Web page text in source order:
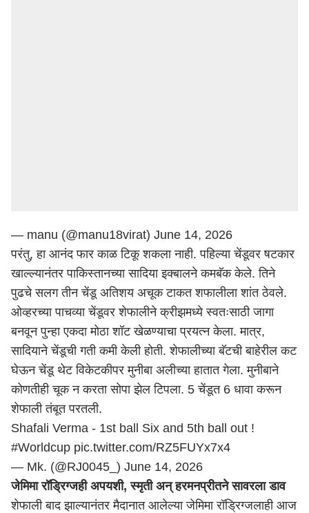
— manu (@manu18virat) June 14, 2026
परंतु, हा आनंद फार काळ टिकू शकला नाही. पहिल्या चेंडूवर षटकार
खाल्ल्यानंतर पाकिस्तानच्या सादिया इक्बालने कमबॅक केले. तिने
पुढचे सलग तीन चेंडू अतिशय अचूक टाकत शफालीला शांत ठेवले.
ओव्हरच्या पाचव्या चेंडूवर शेफालीने क्रीझमध्ये स्वतःसाठी जागा
बनवून पुन्हा एकदा मोठा शॉट खेळण्याचा प्रयत्न केला. मात्र,
सादियाने चेंडूची गती कमी केली होती. शेफालीच्या बॅटची बाहेरील कट
घेऊन चेंडू थेट विकेटकीपर मुनीबा अलीच्या हातात गेला. मुनीबाने
कोणतीही चूक न करता सोपा झेल टिपला. 5 चेंडूत 6 धावा करून
शेफाली तंबूत परतली.
Shafali Verma - 1st ball Six and 5th ball out !
#Worldcup pic.twitter.com/RZ5FUYx7x4
— Mk. (@RJ0045_) June 14, 2026
जेमिमा रॉड्रिग्जही अपयशी, स्मृती अन् हरमनप्रीतने सावरला डाव
शेफाली बाद झाल्यानंतर मैदानात आलेल्या जेमिमा रॉड्रिग्जलाही आज